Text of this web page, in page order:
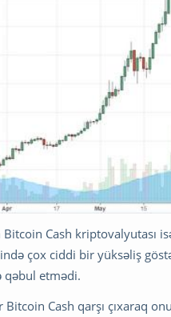
Cash kriptovalyutası
çox ciddi bir yüksəliş
etmədi.
Cash qarşı çıxaraq